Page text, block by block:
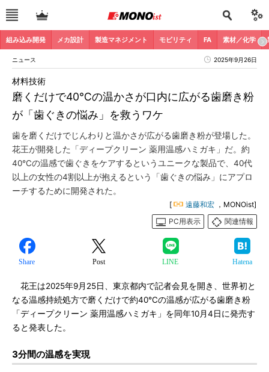
組み込み開発 メカ設計 製造マネジメント モビリティ FA 素材／化学
ニュース 2025年9月26日
磨くだけで40℃の温かさが口内に広がる歯磨き粉
が「歯ぐきの悩み」を救うワケ
材料技術
歯を磨くだけでじんわりと温かさが広がる歯磨き粉が登場した。
花王が開発した「ディープクリーン 薬用温感ハミガキ」だ。約
40℃の温感で歯ぐきをケアするというユニークな製品で、40代
以上の女性の4割以上が抱えるという「歯ぐきの悩み」にアプロ
ーチするために開発された。
[ 遠藤和宏 ，MONOist]
PC用表示
関連情報
Share Post LINE Hatena
花王は2025年9月25日、東京都内で記者会見を開き、世界初と
なる温感持続処方で磨くだけで約40℃の温感が広がる歯磨き粉
「ディープクリーン 薬用温感ハミガキ」を同年10月4日に発売す
ると発表した。
3分間の温感を実現